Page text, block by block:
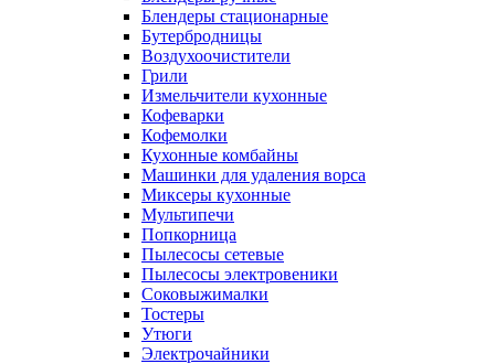
Блендеры стационарные
Бутербродницы
Воздухоочистители
Грили
Измельчители кухонные
Кофеварки
Кофемолки
Кухонные комбайны
Машинки для удаления ворса
Миксеры кухонные
Мультипечи
Попкорница
Пылесосы сетевые
Пылесосы электровеники
Соковыжималки
Тостеры
Утюги
Электрочайники